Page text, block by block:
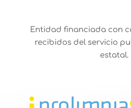
Entidad financiada con
recibidos del servicio
estatal.